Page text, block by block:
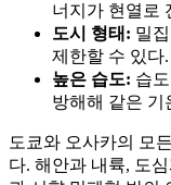
너지가 현열로
도시 형태: 밀
제한할 수 있다.
높은 습도: 습
방해해 같은 기
도쿄와 오사카의 모
다. 해안과 내륙, 도